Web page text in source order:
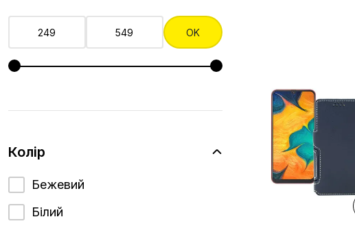
OK
Колір
Бежевий
Білий